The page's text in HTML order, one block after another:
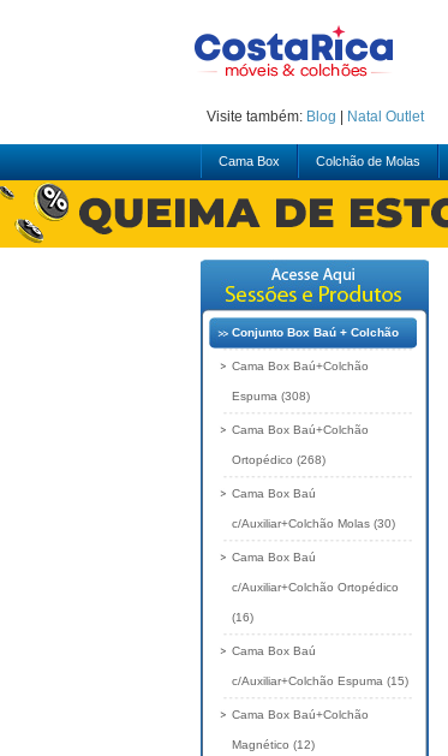
Visite também: Blog Natal Outlet
Cama Box Colchão de Molas
Conjunto Box Baú + Colchão
Cama Box Baú+Colchão
Espuma (308)
Cama Box Baú+Colchão
Ortopédico (268)
Cama Box Baú
c/Auxiliar+Colchão Molas (30)
Cama Box Baú
c/Auxiliar+Colchão Ortopédico
(16)
Cama Box Baú
c/Auxiliar+Colchão Espuma (15)
Cama Box Baú+Colchão
Magnético (12)